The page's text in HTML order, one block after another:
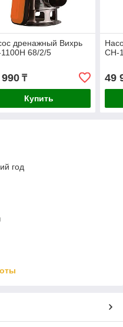
дренажный Вихрь
68/2/5
₸
Купить
СН-
49
год